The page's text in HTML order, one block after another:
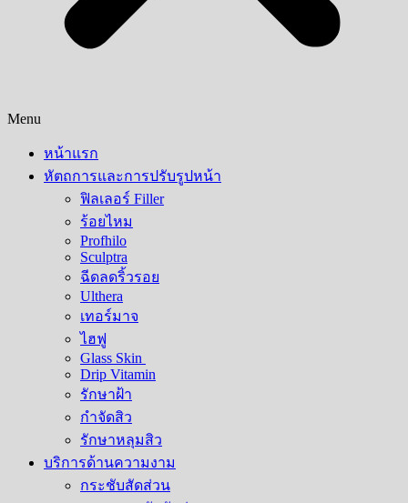
Menu
หน้าแรก
หัตถการและการปรับรูปหน้า
ฟิลเลอร์ Filler
ร้อยไหม
Profhilo
Sculptra
ฉีดลดริ้วรอย
Ulthera
เทอร์มาจ
ไฮฟู
Glass Skin
Drip Vitamin
รักษาฝ้า
กำจัดสิว
รักษาหลุมสิว​
บริการด้านความงาม
กระชับสัดส่วน